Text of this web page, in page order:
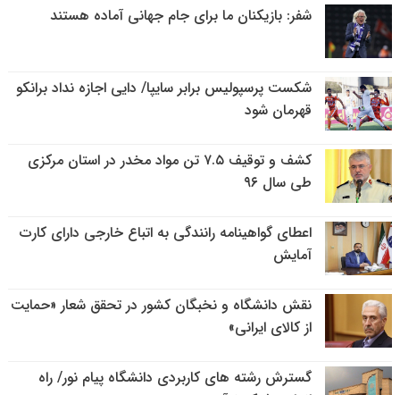
شفر: بازیکنان ما برای جام جهانی آماده هستند
شکست پرسپولیس برابر سایپا/ دایی اجازه نداد برانکو
قهرمان شود
کشف و توقیف ۷.۵ تن مواد مخدر در استان مرکزی
طی سال ۹۶
اعطای گواهینامه رانندگی به اتباع خارجی دارای کارت
آمایش
نقش دانشگاه و نخبگان کشور در تحقق شعار «حمایت
از کالای ایرانی»
گسترش رشته های کاربردی دانشگاه پیام نور/ راه